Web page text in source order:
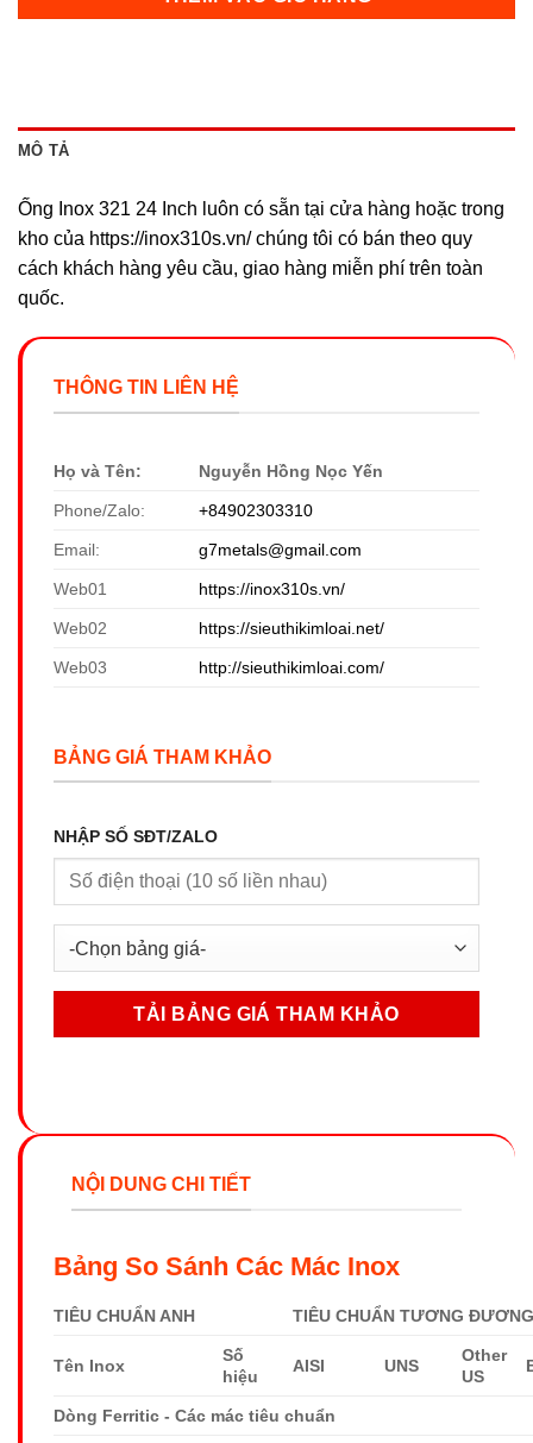
MÔ TẢ
Ống Inox 321 24 Inch luôn có sẵn tại cửa hàng hoặc trong
kho của https://inox310s.vn/ chúng tôi có bán theo quy
cách khách hàng yêu cầu, giao hàng miễn phí trên toàn
quốc.
THÔNG TIN LIÊN HỆ
Họ và Tên: Nguyễn Hồng Nọc Yến
Phone/Zalo: +84902303310
Email: g7metals@gmail.com
Web01 https://inox310s.vn/
Web02 https://sieuthikimloai.net/
Web03 http://sieuthikimloai.com/
BẢNG GIÁ THAM KHẢO
NHẬP SỐ SĐT/ZALO
NỘI DUNG CHI TIẾT
Bảng So Sánh Các Mác Inox
TIÊU CHUẨN ANH TIÊU CHUẨN TƯƠNG
Tên Inox
Số
hiệu
AISI UNS
Other
US
Dòng Ferritic - Các mác tiêu chuẩn